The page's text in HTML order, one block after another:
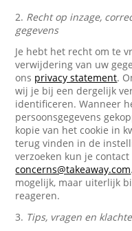
2. Recht op inzage,
gegevens
Je hebt het recht om te
verwijdering van uw
ons privacy statement.
wij je bij een dergelijk
identificeren. Wanneer
persoonsgegevens
kopie van het cookie in
terug vinden in de
verzoeken kun je
concerns@takeaway.com
mogelijk, maar uiterlijk
reageren.
3. Tips, vragen en